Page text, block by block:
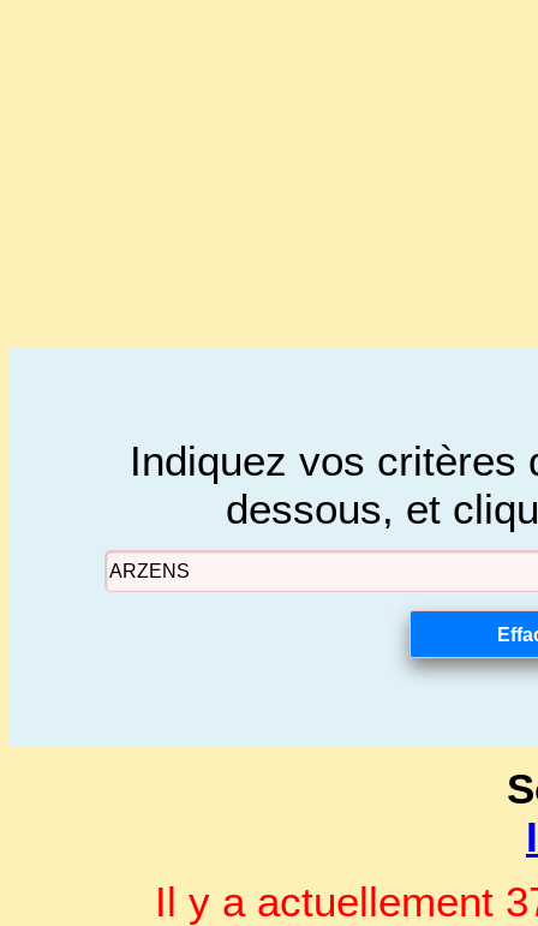
Indiquez vos critères
dessous, et
Il y a actuellement